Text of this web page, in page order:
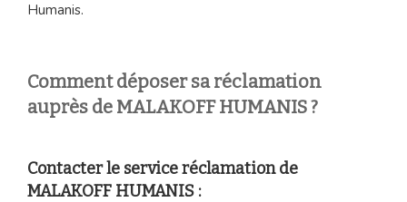
Humanis.
Comment déposer sa réclamation
auprès de MALAKOFF HUMANIS ?
Contacter le service réclamation de
MALAKOFF HUMANIS :